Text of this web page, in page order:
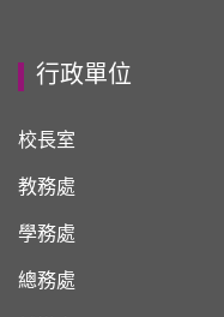
行政單位
校長室
教務處
學務處
總務處